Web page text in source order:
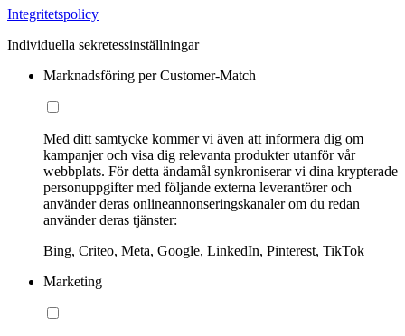
Integritetspolicy
Individuella sekretessinställningar
Marknadsföring per Customer-Match
Med ditt samtycke kommer vi även att informera dig om
kampanjer och visa dig relevanta produkter utanför vår
webbplats. För detta ändamål synkroniserar vi dina krypterade
personuppgifter med följande externa leverantörer och
använder deras onlineannonseringskanaler om du redan
använder deras tjänster:
Bing, Criteo, Meta, Google, LinkedIn, Pinterest, TikTok
Marketing